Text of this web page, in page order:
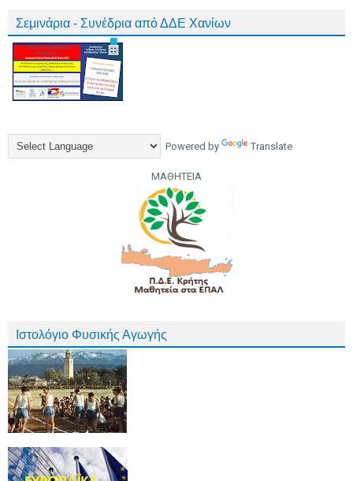
Σεμινάρια - Συνέδρια από ΔΔΕ Χανίων
Powered by Translate
ΜΑΘΗΤΕΙΑ
Ιστολόγιο Φυσικής Αγωγής